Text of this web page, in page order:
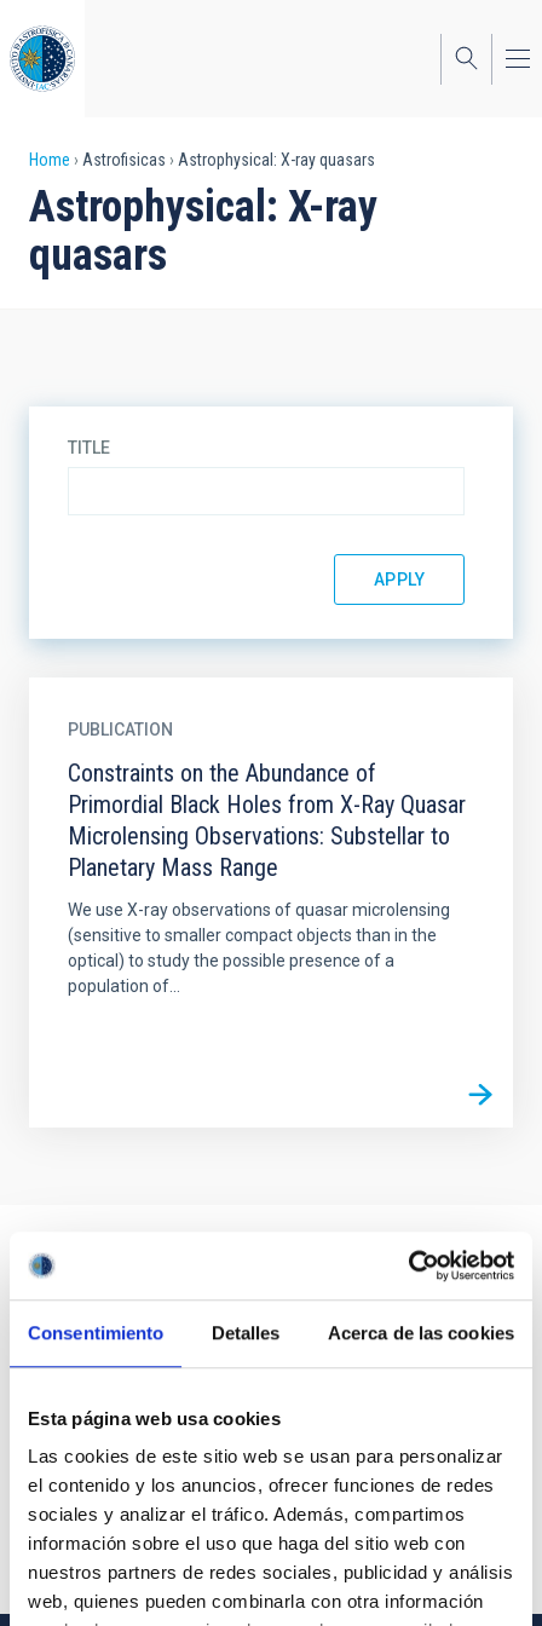
Consentimiento Detalles Acerca de las cookies
Esta página web usa cookies
Las cookies de este sitio web se usan para personalizar
el contenido y los anuncios, ofrecer funciones de redes
sociales y analizar el tráfico. Además, compartimos
información sobre el uso que haga del sitio web con
nuestros partners de redes sociales, publicidad y análisis
web, quienes pueden combinarla con otra información
to
main
content
Breadcrumb
Home Astrofisicas Astrophysical: X-ray quasars
Astrophysical: X-ray
quasars
TITLE
PUBLICATION
Constraints on the Abundance of
Primordial Black Holes from X-Ray Quasar
Microlensing Observations: Substellar to
Planetary Mass Range
We use X-ray observations of quasar microlensing
(sensitive to smaller compact objects than in the
optical) to study the possible presence of a
population of...